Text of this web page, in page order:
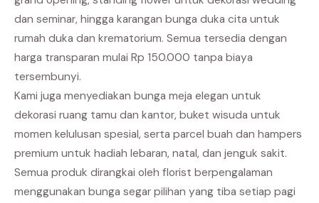
dan seminar, hingga karangan bunga duka cita untuk
rumah duka dan krematorium. Semua tersedia dengan
harga transparan mulai Rp 150.000 tanpa biaya
tersembunyi.
Kami juga menyediakan bunga meja elegan untuk
dekorasi ruang tamu dan kantor, buket wisuda untuk
momen kelulusan spesial, serta parcel buah dan hampers
premium untuk hadiah lebaran, natal, dan jenguk sakit.
Semua produk dirangkai oleh florist berpengalaman
menggunakan bunga segar pilihan yang tiba setiap pagi